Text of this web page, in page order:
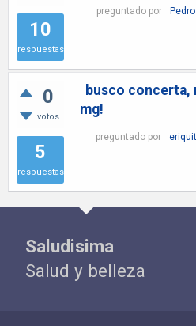
10
respuestas
preguntado por
0
votos
5
respuestas
busco concerta,
mg!
preguntado por
Saludisima
Salud y belleza